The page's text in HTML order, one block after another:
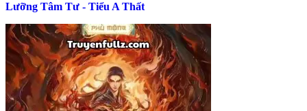
Lưỡng Tâm Tư - Tiểu A Thất